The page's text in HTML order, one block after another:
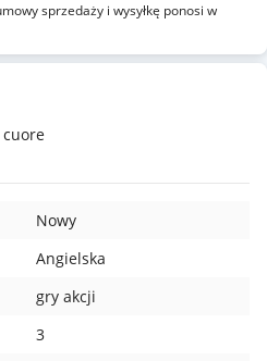
sprzedaży i wysyłkę ponosi w
Nowy
Angielska
gry akcji
3